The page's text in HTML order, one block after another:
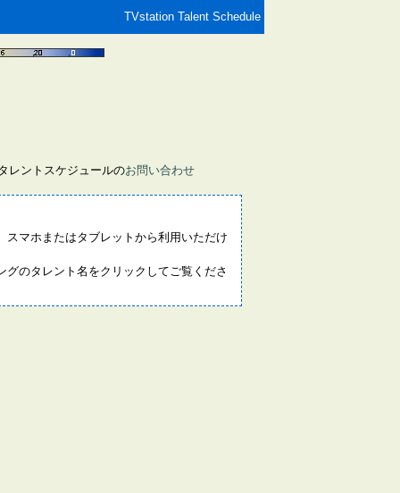
TVstation Talent Schedule
レントスケジュールのお問い合わせ
マホまたはタブレットから利用いただけ
グのタレント名をクリックしてご覧くださ